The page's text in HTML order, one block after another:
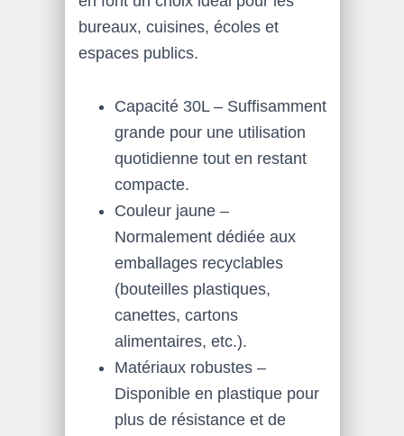
bureaux, cuisines, écoles et
espaces publics.
Capacité 30L – Suffisamment
grande pour une utilisation
quotidienne tout en restant
compacte.
Couleur jaune –
Normalement dédiée aux
emballages recyclables
(bouteilles plastiques,
canettes, cartons
alimentaires, etc.).
Matériaux robustes –
Disponible en plastique pour
plus de résistance et de